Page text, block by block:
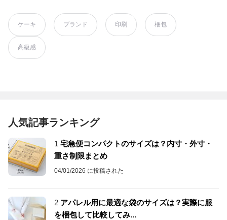
ケーキ ブランド 印刷 梱包
高級感
人気記事ランキング
1 宅急便コンパクトのサイズは？内寸・外寸・
重さ制限まとめ
04/01/2026 に投稿された
2 アパレル用に最適な袋のサイズは？実際に服
を梱包して比較してみ...